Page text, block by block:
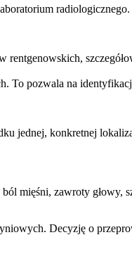
radiologicznego.
To pozwala na
jednej, konkretnej
mięśni, zawroty głowy,
Decyzję o